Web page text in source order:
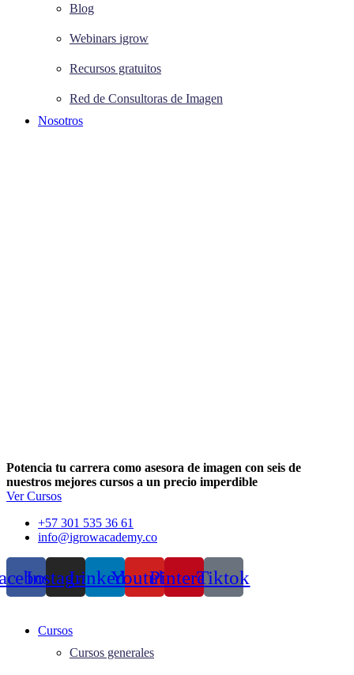
Blog
Webinars igrow
Recursos gratuitos
Red de Consultoras de Imagen
Nosotros
Potencia tu carrera como asesora de imagen con seis de
nuestros mejores cursos a un precio imperdible
Ver Cursos
+57 301 535 36 61
info@igrowacademy.co
InstagramLinkedinYoutubePinterestTiktok
Cursos
Cursos generales